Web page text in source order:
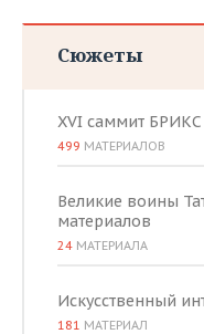
Сюжеты
XVI саммит
499 МАТЕРИАЛОВ
Великие воины
материалов
24 МАТЕРИАЛА
Искусственный
181 МАТЕРИАЛ